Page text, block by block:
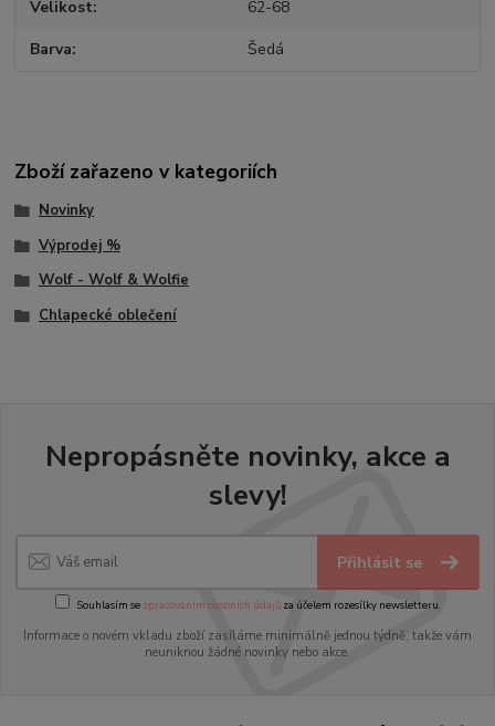
Velikost 62-68
Barva Šedá
Zboží zařazeno v kategoriích
Novinky
Výprodej %
Wolf - Wolf & Wolfie
Chlapecké oblečení
Nepropásněte novinky, akce a
slevy!
Přihlásit se
Souhlasím se zpracováním osobních údajůza účelem rozesílky newsletteru.
Informace o novém vkladu zboží zasíláme minimálně jednou týdně, takže vám
neuniknou žádné novinky nebo akce.